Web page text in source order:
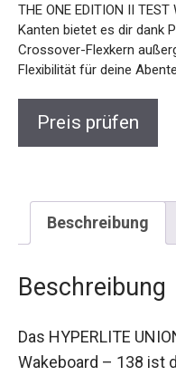
THE ONE EDITION II
Kanten bietet es dir dank
Crossover-Flexkern
Flexibilität für deine
Preis prüfen
Beschreibung
Beschreibung
Das HYPERLITE
Wakeboard – 138 ist